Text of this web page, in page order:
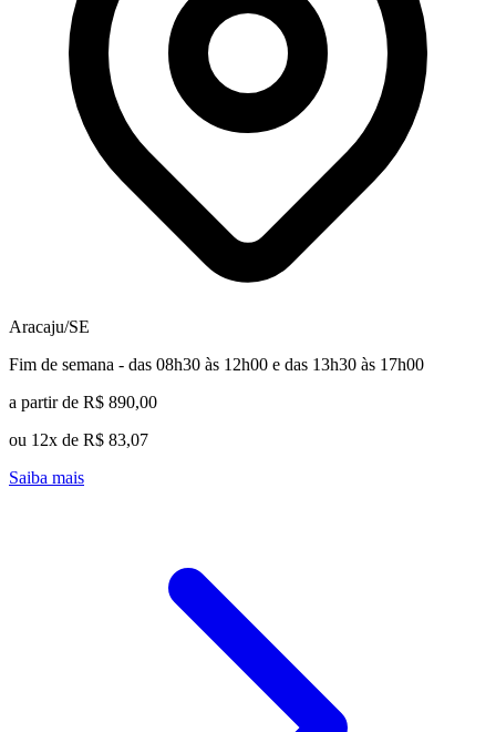
Aracaju/SE
Fim de semana - das 08h30 às 12h00 e das 13h30 às 17h00
a partir de R$ 890,00
ou 12x de R$ 83,07
Saiba mais